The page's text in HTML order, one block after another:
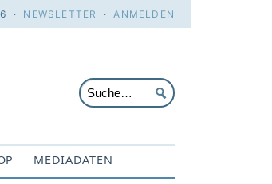
· NEWSLETTER ·ANMELDEN
MEDIADATEN